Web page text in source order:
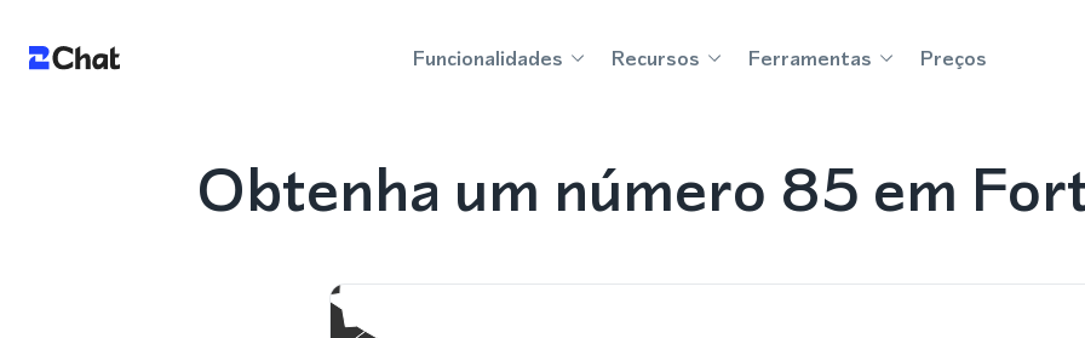
Funcionalidades Recursos Ferramentas Preços
Obtenha um número 85 em